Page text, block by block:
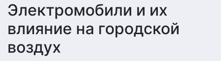
Электромобили и их
влияние на городской
воздух